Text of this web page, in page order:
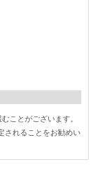
ことがございます。
されることをお勧めい